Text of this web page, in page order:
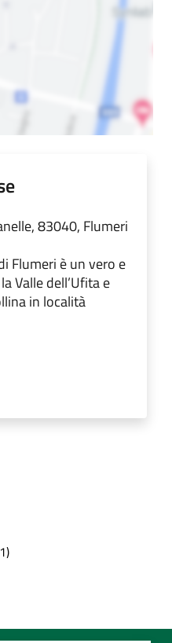
83040, Flumeri
Flumeri è un vero e
Valle dell’Ufita e
in località